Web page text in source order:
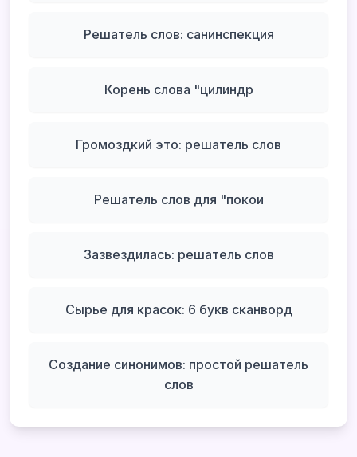
Решатель слов: санинспекция
Корень слова "цилиндр
Громоздкий это: решатель слов
Решатель слов для "покои
Зазвездилась: решатель слов
Сырье для красок: 6 букв сканворд
Создание синонимов: простой решатель
слов